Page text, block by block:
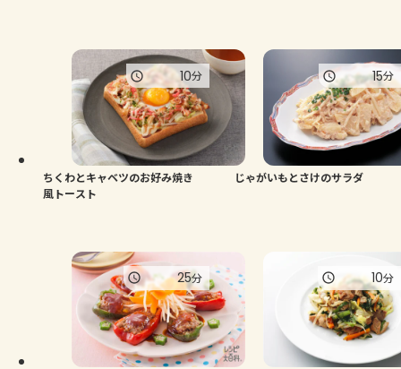
ちくわとキャベツのお好み焼き
風トースト
10分
じゃがいもとさけのサラダ
15分
25分 10分